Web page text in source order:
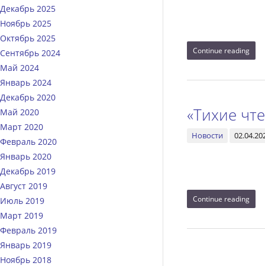
Continue reading
«Тихие
Новости
Continue reading
Декабрь 2025
Ноябрь 2025
Октябрь 2025
Сентябрь 2024
Май 2024
Январь 2024
Декабрь 2020
Май 2020
Март 2020
Февраль 2020
Январь 2020
Декабрь 2019
Август 2019
Июль 2019
Март 2019
Февраль 2019
Январь 2019
Ноябрь 2018